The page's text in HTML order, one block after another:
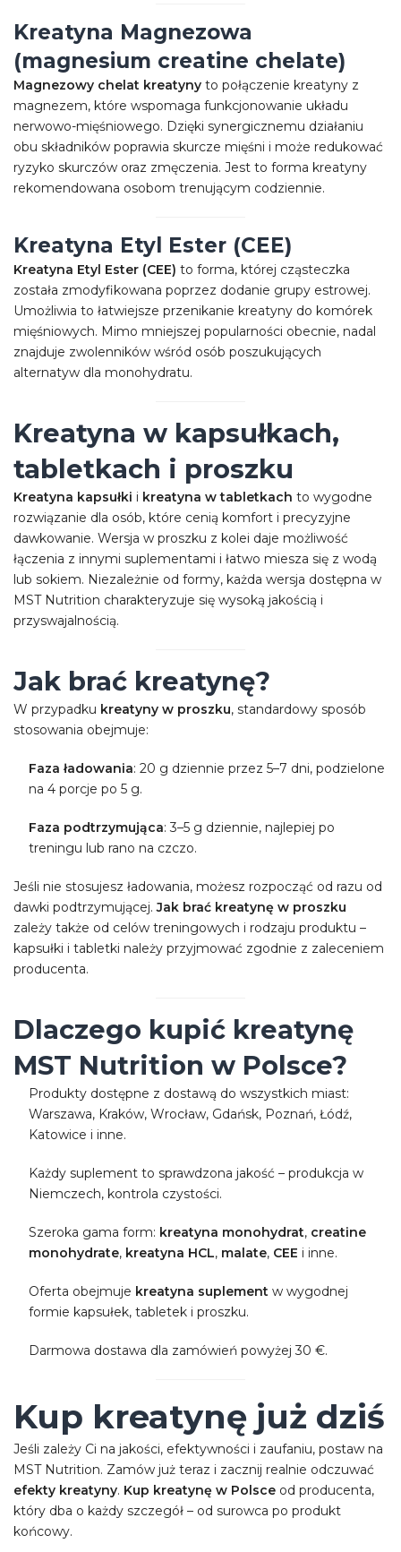
Kreatyna Magnezowa
(magnesium creatine chelate)
Magnezowy chelat kreatyny to połączenie kreatyny z
magnezem, które wspomaga funkcjonowanie układu
nerwowo-mięśniowego. Dzięki synergicznemu działaniu
obu składników poprawia skurcze mięśni i może redukować
ryzyko skurczów oraz zmęczenia. Jest to forma kreatyny
rekomendowana osobom trenującym codziennie.
Kreatyna Etyl Ester (CEE)
Kreatyna Etyl Ester (CEE) to forma, której cząsteczka
została zmodyfikowana poprzez dodanie grupy estrowej.
Umożliwia to łatwiejsze przenikanie kreatyny do komórek
mięśniowych. Mimo mniejszej popularności obecnie, nadal
znajduje zwolenników wśród osób poszukujących
alternatyw dla monohydratu.
Kreatyna w kapsułkach,
tabletkach i proszku
Kreatyna kapsułki i kreatyna w tabletkach to wygodne
rozwiązanie dla osób, które cenią komfort i precyzyjne
dawkowanie. Wersja w proszku z kolei daje możliwość
łączenia z innymi suplementami i łatwo miesza się z wodą
lub sokiem. Niezależnie od formy, każda wersja dostępna w
MST Nutrition charakteryzuje się wysoką jakością i
przyswajalnością.
Jak brać kreatynę?
W przypadku kreatyny w proszku, standardowy sposób
stosowania obejmuje:
Faza ładowania: 20 g dziennie przez 5–7 dni, podzielone
na 4 porcje po 5 g.
Faza podtrzymująca: 3–5 g dziennie, najlepiej po
treningu lub rano na czczo.
Jeśli nie stosujesz ładowania, możesz rozpocząć od razu od
dawki podtrzymującej.Jak brać kreatynę w proszku
zależy także od celów treningowych i rodzaju produktu –
kapsułki i tabletki należy przyjmować zgodnie z zaleceniem
producenta.
Dlaczego kupić kreatynę
MST Nutrition w Polsce?
Produkty dostępne z dostawą do wszystkich miast:
Warszawa, Kraków, Wrocław, Gdańsk, Poznań, Łódź,
Katowice i inne.
Każdy suplement to sprawdzona jakość – produkcja w
Niemczech, kontrola czystości.
Szeroka gama form: kreatyna monohydrat, creatine
monohydrate, kreatyna HCL, malate, CEE i inne.
Oferta obejmuje kreatyna suplement w wygodnej
formie kapsułek, tabletek i proszku.
Darmowa dostawa dla zamówień powyżej 30 €.
Kup kreatynę już dziś
Jeśli zależy Ci na jakości, efektywności i zaufaniu, postaw na
MST Nutrition. Zamów już teraz i zacznij realnie odczuwać
efekty kreatyny. Kup kreatynę w Polsce od producenta,
który dba o każdy szczegół – od surowca po produkt
końcowy.